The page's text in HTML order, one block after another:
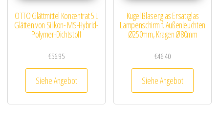
OTTO Glättmittel Konzentrat 5 L
Glätten von Silikon- MS-Hybrid-
Polymer-Dichtstoff
€56.95
Siehe Angebot
Kugel Blasenglas Ersatzglas
Lampenschirm f. Außenleuchten
Ø250mm, Kragen Ø80mm
€46.40
Siehe Angebot